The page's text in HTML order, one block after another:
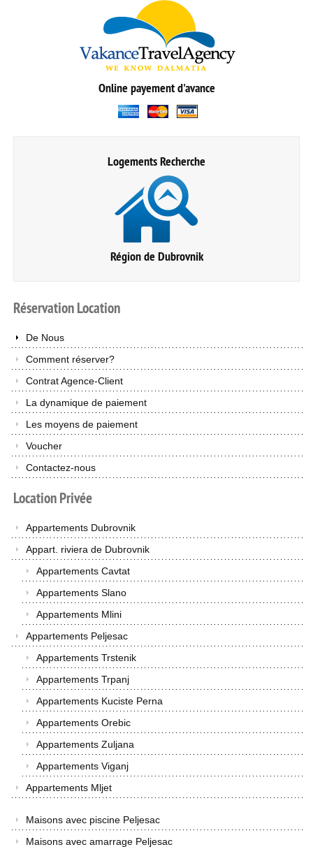
Online payement d'avance
Logements Recherche
Région de Dubrovnik
RéservationLocation
De Nous
Comment réserver?
Contrat Agence-Client
La dynamique de paiement
Les moyens de paiement
Voucher
Contactez-nous
LocationPrivée
Appartements Dubrovnik
Appart. riviera de Dubrovnik
Appartements Cavtat
Appartements Slano
Appartements Mlini
Appartements Peljesac
Appartements Trstenik
Appartements Trpanj
Appartements Kuciste Perna
Appartements Orebic
Appartements Zuljana
Appartements Viganj
Appartements Mljet
Maisons avec piscine Peljesac
Maisons avec amarrage Peljesac